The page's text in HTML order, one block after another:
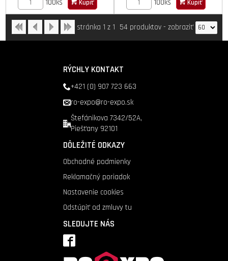
100ks
Kúpiť
100ks
Kúpiť
stránka 1 z 1 54 produktov- zobraziť
RÝCHLY KONTAKT
+421 (0) 907 723 663
ro-expo@ro-expo.sk
Štefánikova 7342/52A,
Piešťany 92101
DÔLEŽITÉ ODKAZY
Obchodné podmienky
Reklamačný poriadok
Nastavenie cookies
Odstúpiť od zmluvy tu
SLEDUJTE NÁS